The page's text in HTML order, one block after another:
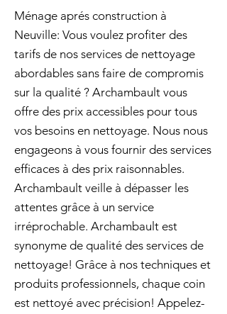
Ménage aprés construction à
Neuville: Vous voulez profiter des
tarifs de nos services de nettoyage
abordables sans faire de compromis
sur la qualité ? Archambault vous
offre des prix accessibles pour tous
vos besoins en nettoyage. Nous nous
engageons à vous fournir des services
efficaces à des prix raisonnables.
Archambault veille à dépasser les
attentes grâce à un service
irréprochable. Archambault est
synonyme de qualité des services de
nettoyage! Grâce à nos techniques et
produits professionnels, chaque coin
est nettoyé avec précision! Appelez-